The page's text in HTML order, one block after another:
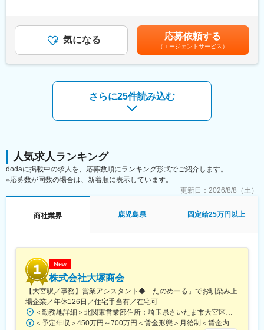
設備会社としては珍しく早期にIT領域へ参入し、業務用エアコン
のEC販売を全国展開した点です。自社通販サイト「エアコンセン
ターAC」は15年以上にわたり国内トップクラスの販売台数を誇
きる仕組みや、全国対応の施工力、充実したアフターフォローが
社内ではWeb制作を内製化しており、デザイン・制作・分析・改
善まで自分たちで行える体制を整えています。
・「こうした方が良いのでは？」と考えられる方
・サイト全体・業務全体を見て改善を考えられる方
・小～中規模サイトを長く育てることにやりがいを感じる方
・内製チームの一員として、腰を据えて関われる方
・見積作成、工事内容・日程の調整
・条件整理を行った上でのクロージング
<未経験者からでも活躍できる理由>
・「エアコンが壊れたので入れ替えたい」など必要に迫られたニ
ーズが多いため、受注率40％超と売りやすい環境。
・チーム制でリーダーや先輩からのフォローがあることに加えマ
■研修：
未経験・業界知識がなくてもご活躍いただけるよう、段階的な研
修を用意しています。マニュアル・事例集も整備されているた
・入社1週目…商材・工事知識の座学研修
・3週目～1ヶ月…簡単な案件から実務スタート（上司・リーダー
■組織構成：
・部署人数：23名/男女比：1:1/20～30代が約7割程。
・分からないことはすぐに相談できる環境です。
■キャリアパス：
入社2年でリーダーに昇格した社員もいます。
マネジメント志向・スペシャリスト志向といずれのキャリアも選
択可能です。
無＞有＜残業手当＞有＜給与補足＞■賞与：年2回（6月・12月／
前年度実績8.16ヶ月分）■モデル年収：580万円（入社3年目）、
680万円（入社7年目）、920万円（入社9年目）■各種手当：・職
能手当、役職手当、資格手当、残業手当賃金はあくまでも目安の
は固定手当を含めた表記です。
気になる 応募依頼する
（エージェントサービス）
さらに25件読み込む
人気求人ランキング
dodaに掲載中の求人を、応募数順にランキング形式でご紹介します。
※応募数が同数の場合は、新着順に表示しています。
更新日： 2026/8/8（土）
商社業界 鹿児島県 固定給25万円以上
New
株式会社大塚商会
【大宮駅／事務】営業アシスタント◆「たのめーる」でお馴染み上
場企業／年休126日／住宅手当有／在宅可
＜勤務地詳細＞北関東営業部住所：埼玉県さいたま市大宮区桜木町1-195-1 大宮ソラミチKOZ 12階受動喫煙対策：屋内全面禁煙変更の範囲：会社の定める事業所（リモートワーク含む）
＜予定年収＞450万円～700万円＜賃金形態＞月給制＜賃金内訳＞月額（基本給）：274,000円～400,000円＜月給＞274,000円～400,000円＜昇給有無＞有＜残業手当＞有＜給与補足＞※経験・スキルを考慮のうえ、当社規定にて決定■昇給：年1回■賞与：年2回（7月・12月）賃金はあくまでも目安の金額であり、選考を通じて上下する可能性があります。月給(月額)は固定手当を含めた表記です。